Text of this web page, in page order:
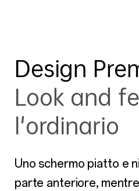
Design
Look and
l'ordinario
Uno schermo piatto e
parte anteriore,